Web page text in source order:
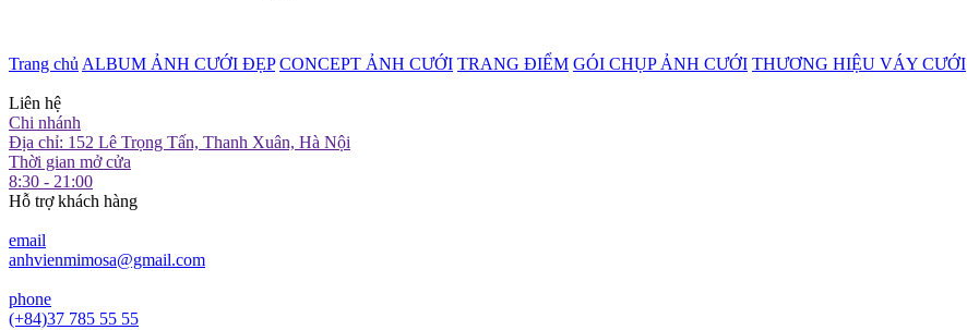
Trang chủ ALBUM ẢNH CƯỚI ĐẸP CONCEPT ẢNH CƯỚI TRANG ĐIỂM GÓI CHỤP ẢNH CƯỚI THƯƠNG HIỆU VÁY CƯỚI
Liên hệ
Chi nhánh
Địa chỉ: 152 Lê Trọng Tấn, Thanh Xuân, Hà Nội
Thời gian mở cửa
8:30 - 21:00
Hỗ trợ khách hàng
email
anhvienmimosa@gmail.com
phone
(+84)37 785 55 55